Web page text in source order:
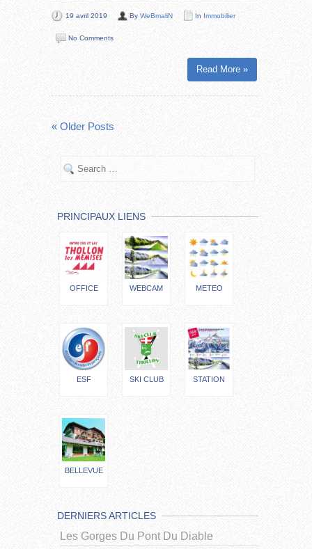
19 avril 2019 By WeBmaliN In Immobilier
No Comments
Read More »
« Older Posts
PRINCIPAUX LIENS
OFFICE WEBCAM METEO
ESF SKI CLUB STATION
BELLEVUE
DERNIERS ARTICLES
Les Gorges Du Pont Du Diable